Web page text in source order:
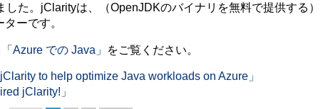
した。jClarityは、（OpenJDKのバイナリを無料で提供する）
ーです。
「Azure での Java」 をご覧ください。
to help optimize Java workloads on Azure」
jClarity!」